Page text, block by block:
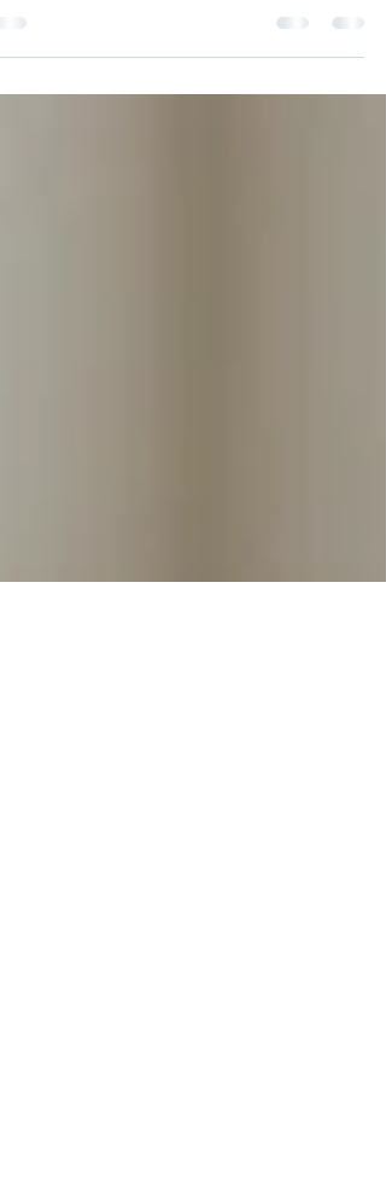
אז הגענו לשלב הזה שאנחנו כבר מספיק זמן בבית, שאנחנו
את עצמנו תוהים בקנקנו של הפלוס החמקמק הנחבא בכל הטירוף